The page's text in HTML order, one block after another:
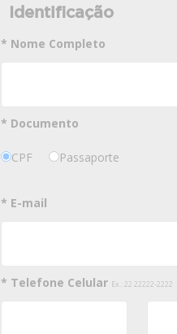
Identificação
* Nome Completo
* Documento
CPF Passaporte
* E-mail
* Telefone Celular Ex.: 22 22222-2222